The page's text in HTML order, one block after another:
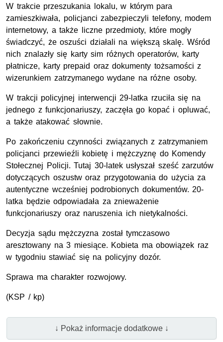
W trakcie przeszukania lokalu, w którym para
zamieszkiwała, policjanci zabezpieczyli telefony, modem
internetowy, a także liczne przedmioty, które mogły
świadczyć, że oszuści działali na większą skalę. Wśród
nich znalazły się karty sim różnych operatorów, karty
płatnicze, karty prepaid oraz dokumenty tożsamości z
wizerunkiem zatrzymanego wydane na różne osoby.
W trakcji policyjnej interwencji 29-latka rzuciła się na
jednego z funkcjonariuszy, zaczęła go kopać i opluwać,
a także atakować słownie.
Po zakończeniu czynności związanych z zatrzymaniem
policjanci przewieźli kobietę i mężczyznę do Komendy
Stołecznej Policji. Tutaj 30-latek usłyszał sześć zarzutów
dotyczących oszustw oraz przygotowania do użycia za
autentyczne wcześniej podrobionych dokumentów. 20-
latka będzie odpowiadała za znieważenie
funkcjonariuszy oraz naruszenia ich nietykalności.
Decyzja sądu mężczyzna został tymczasowo
aresztowany na 3 miesiące. Kobieta ma obowiązek raz
w tygodniu stawiać się na policyjny dozór.
Sprawa ma charakter rozwojowy.
(KSP / kp)
↓ Pokaż informacje dodatkowe ↓